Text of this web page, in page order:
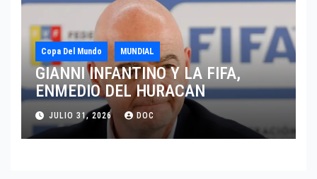
Copa Del Mundo MUNDIAL
GIANNI INFANTINO Y LA FIFA,
ENMEDIO DEL HURACAN
JULIO 31, 2026 DOC